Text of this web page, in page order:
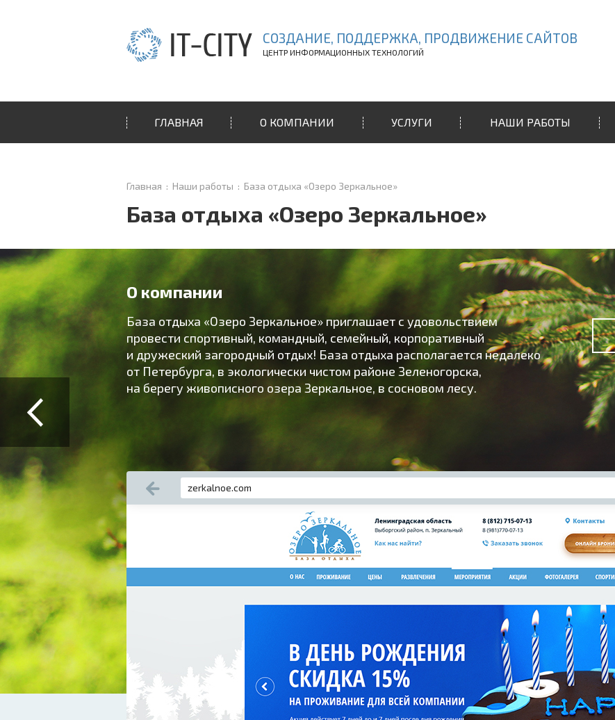
СОЗДАНИЕ, ПОДДЕРЖКА, ПРОДВИЖЕНИЕ САЙТОВ
ЦЕНТР ИНФОРМАЦИОННЫХ ТЕХНОЛОГИЙ
ГЛАВНАЯ О КОМПАНИИ УСЛУГИ НАШИ РАБОТЫ
Главная : Наши работы : База отдыха «Озеро Зеркальное»
База отдыха «Озеро Зеркальное»
О компании
База отдыха «Озеро Зеркальное» приглашает с удовольствием
провести спортивный, командный, семейный, корпоративный
и дружеский загородный отдых! База отдыха располагается недалеко
от Петербурга, в экологически чистом районе Зеленогорска,
на берегу живописного озера Зеркальное, в сосновом лесу.
zerkalnoe.com